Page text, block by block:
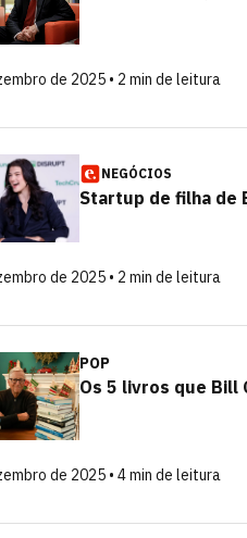
de 2025 • 2 min de leitura
NEGÓCIOS
Startup de filha de
de 2025 • 2 min de leitura
POP
Os 5 livros que Bill
de 2025 • 4 min de leitura